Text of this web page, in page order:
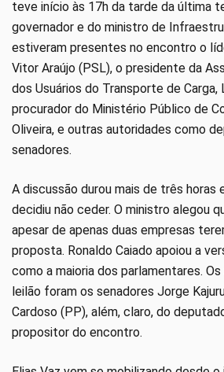
teve início às 17h da tarde da última
governador e do ministro de
estiveram presentes no encontro o
Vitor Araújo (PSL), o presidente da
dos Usuários do Transporte de Carga,
procurador do Ministério Público de
Oliveira, e outras autoridades como
senadores.
A discussão durou mais de três horas
decidiu não ceder. O ministro alegou
apesar de apenas duas empresas
proposta. Ronaldo Caiado apoiou a
como a maioria dos parlamentares.
leilão foram os senadores Jorge
Cardoso (PP), além, claro, do
propositor do encontro.